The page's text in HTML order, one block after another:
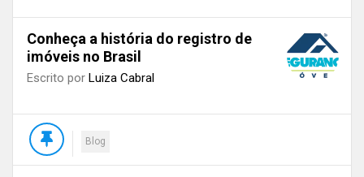
Conheça a história do registro de
imóveis no Brasil
Escrito por Luiza Cabral
Blog